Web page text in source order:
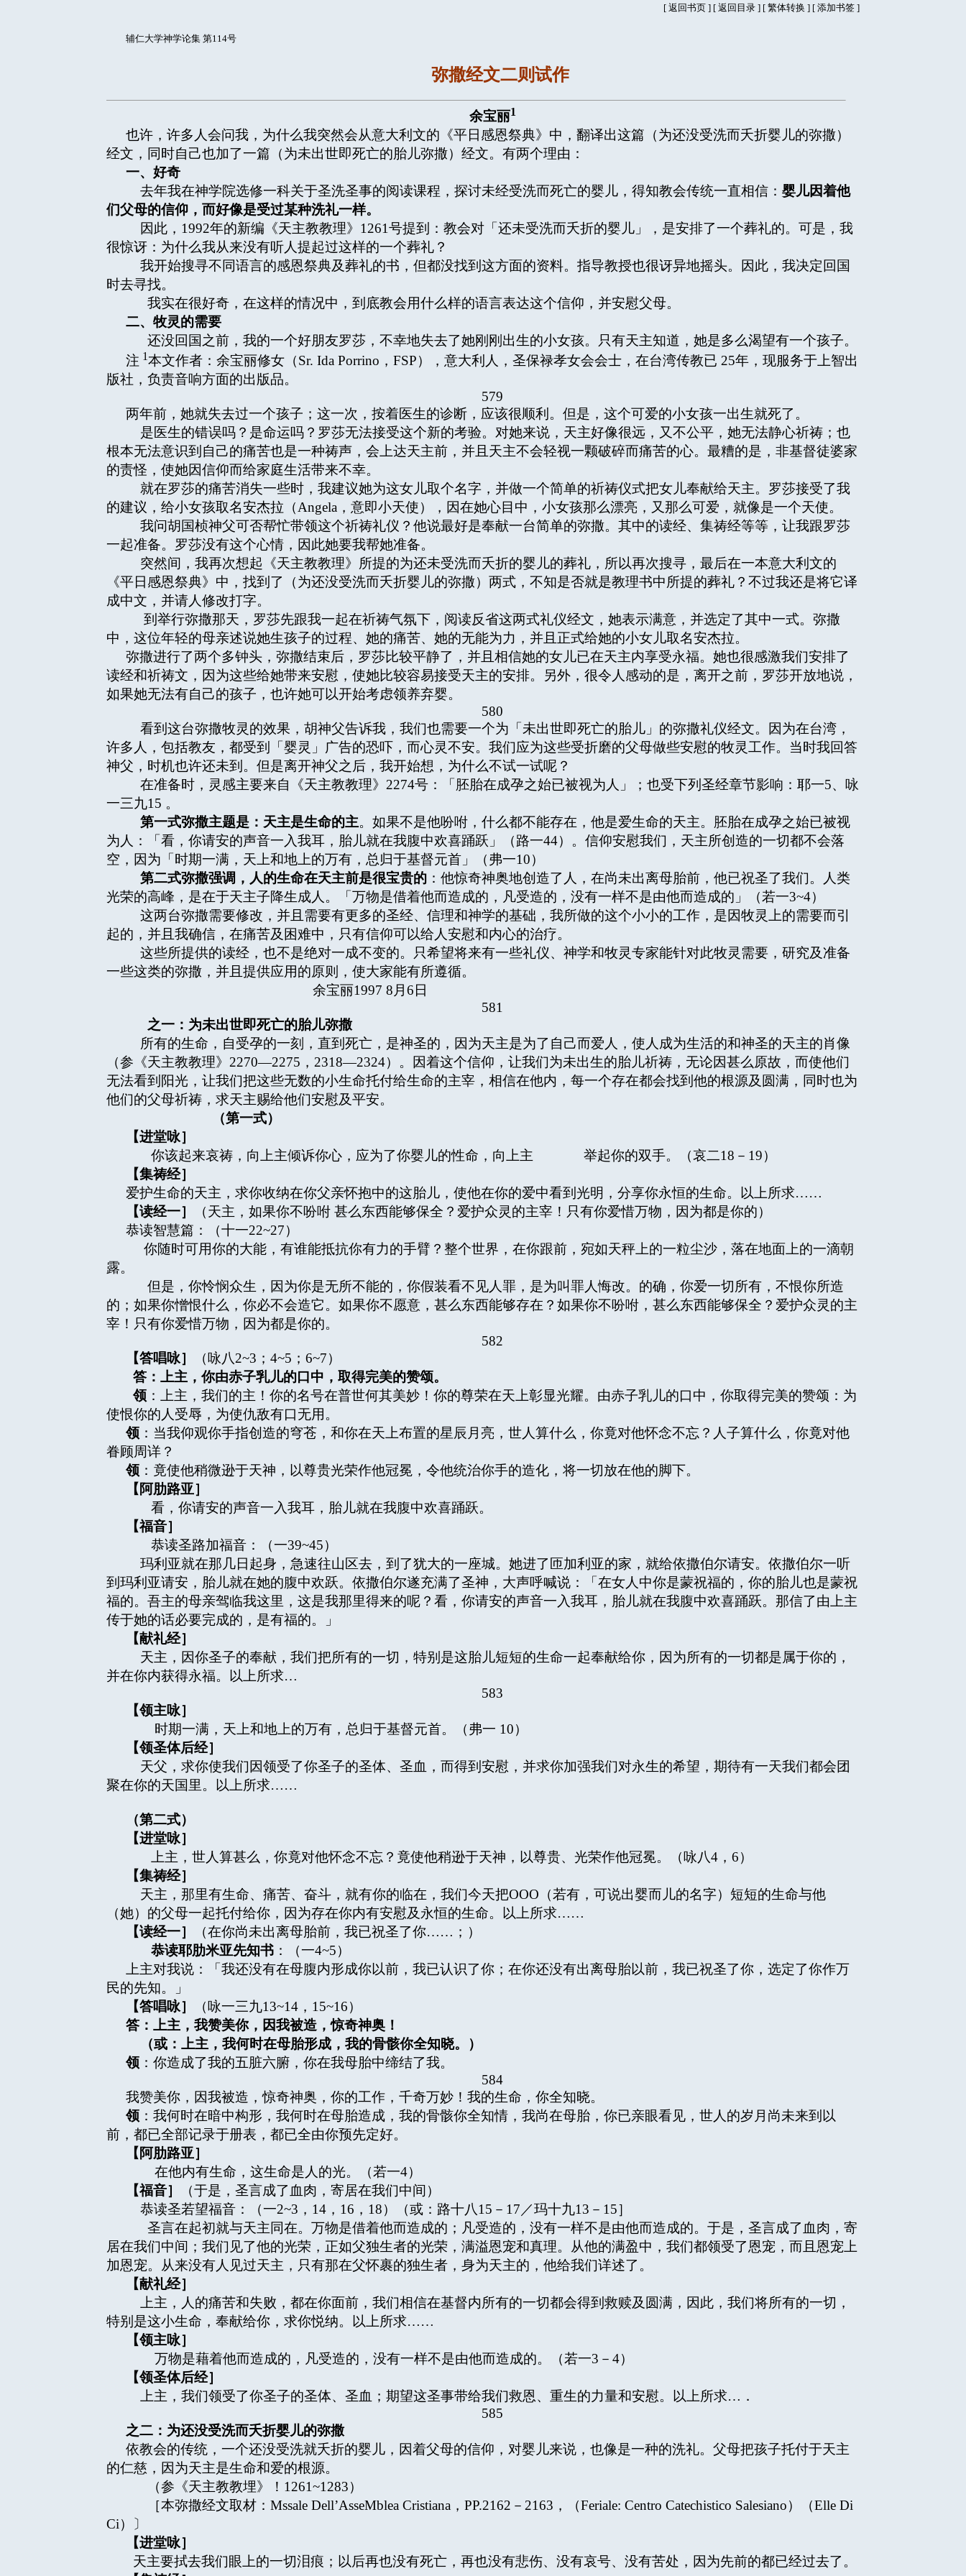
[ 返回书页 ] [ 返回目录 ] [ 繁体转换 ] [ 添加书签 ]
辅仁大学神学论集 第114号
弥撒经文二则试作
余宝丽1
也许，许多人会问我，为什么我突然会从意大利文的《平日感恩祭典》中，翻译出这篇（为还没受洗而夭折婴儿的弥撒）
经文，同时自己也加了一篇（为未出世即死亡的胎儿弥撒）经文。有两个理由：
一、好奇
去年我在神学院选修一科关于圣洗圣事的阅读课程，探讨未经受洗而死亡的婴儿，得知教会传统一直相信： 婴儿因着他
们父母的信仰，而好像是受过某种洗礼一样。
因此，1992年的新编《天主教教理》1261号提到：教会对「还未受洗而夭折的婴儿」，是安排了一个葬礼的。可是，我
很惊讶：为什么我从来没有听人提起过这样的一个葬礼？
我开始搜寻不同语言的感恩祭典及葬礼的书，但都没找到这方面的资料。指导教授也很讶异地摇头。因此，我决定回国
时去寻找。
我实在很好奇，在这样的情况中，到底教会用什么样的语言表达这个信仰，并安慰父母。
二、牧灵的需要
还没回国之前，我的一个好朋友罗莎，不幸地失去了她刚刚出生的小女孩。只有天主知道，她是多么渴望有一个孩子。
注 1本文作者：余宝丽修女（Sr. Ida Porrino，FSP），意大利人，圣保禄孝女会会士，在台湾传教已 25年，现服务于上智出
版社，负责音响方面的出版品。
579
两年前，她就失去过一个孩子；这一次，按着医生的诊断，应该很顺利。但是，这个可爱的小女孩一出生就死了。
是医生的错误吗？是命运吗？罗莎无法接受这个新的考验。对她来说，天主好像很远，又不公平，她无法静心祈祷；也
根本无法意识到自己的痛苦也是一种祷声，会上达天主前，并且天主不会轻视一颗破碎而痛苦的心。最糟的是，非基督徒婆家
的责怪，使她因信仰而给家庭生活带来不幸。
就在罗莎的痛苦消失一些时，我建议她为这女儿取个名字，并做一个简单的祈祷仪式把女儿奉献给天主。罗莎接受了我
的建议，给小女孩取名安杰拉（Angela，意即小天使），因在她心目中，小女孩那么漂亮，又那么可爱，就像是一个天使。
我问胡国桢神父可否帮忙带领这个祈祷礼仪？他说最好是奉献一台简单的弥撒。其中的读经、集祷经等等，让我跟罗莎
一起准备。罗莎没有这个心情，因此她要我帮她准备。
突然间，我再次想起《天主教教理》所提的为还未受洗而夭折的婴儿的葬礼，所以再次搜寻，最后在一本意大利文的
《平日感恩祭典》中，找到了（为还没受洗而夭折婴儿的弥撒）两式，不知是否就是教理书中所提的葬礼？不过我还是将它译
成中文，并请人修改打字。
到举行弥撒那天，罗莎先跟我一起在祈祷气氛下，阅读反省这两式礼仪经文，她表示满意，并选定了其中一式。弥撒
中，这位年轻的母亲述说她生孩子的过程、她的痛苦、她的无能为力，并且正式给她的小女儿取名安杰拉。
弥撒进行了两个多钟头，弥撒结束后，罗莎比较平静了，并且相信她的女儿已在天主内享受永福。她也很感激我们安排了
读经和祈祷文，因为这些给她带来安慰，使她比较容易接受天主的安排。另外，很令人感动的是，离开之前，罗莎开放地说，
如果她无法有自己的孩子，也许她可以开始考虑领养弃婴。
580
看到这台弥撒牧灵的效果，胡神父告诉我，我们也需要一个为「未出世即死亡的胎儿」的弥撒礼仪经文。因为在台湾，
许多人，包括教友，都受到「婴灵」广告的恐吓，而心灵不安。我们应为这些受折磨的父母做些安慰的牧灵工作。当时我回答
神父，时机也许还未到。但是离开神父之后，我开始想，为什么不试一试呢？
在准备时，灵感主要来自《天主教教理》2274号：「胚胎在成孕之始已被视为人」；也受下列圣经章节影响：耶一5、咏
一三九15 。
第一式弥撒主题是：天主是生命的主。如果不是他吩咐，什么都不能存在，他是爱生命的天主。胚胎在成孕之始已被视
为人：「看，你请安的声音一入我耳，胎儿就在我腹中欢喜踊跃」（路一44）。信仰安慰我们，天主所创造的一切都不会落
空，因为「时期一满，天上和地上的万有，总归于基督元首」（弗一10）
第二式弥撒强调，人的生命在天主前是很宝贵的：他惊奇神奥地创造了人，在尚未出离母胎前，他已祝圣了我们。人类
光荣的高峰，是在于天主子降生成人。「万物是借着他而造成的，凡受造的，没有一样不是由他而造成的」（若一3~4）
这两台弥撒需要修改，并且需要有更多的圣经、信理和神学的基础，我所做的这个小小的工作，是因牧灵上的需要而引
起的，并且我确信，在痛苦及困难中，只有信仰可以给人安慰和内心的治疗。
这些所提供的读经，也不是绝对一成不变的。只希望将来有一些礼仪、神学和牧灵专家能针对此牧灵需要，研究及准备
一些这类的弥撒，并且提供应用的原则，使大家能有所遵循。
余宝丽1997 8月6日
581
之一：为未出世即死亡的胎儿弥撒
所有的生命，自受孕的一刻，直到死亡，是神圣的，因为天主是为了自己而爱人，使人成为生活的和神圣的天主的肖像
（参《天主教教理》2270—2275，2318—2324）。因着这个信仰，让我们为未出生的胎儿祈祷，无论因甚么原故，而使他们
无法看到阳光，让我们把这些无数的小生命托付给生命的主宰，相信在他内，每一个存在都会找到他的根源及圆满，同时也为
他们的父母祈祷，求天主赐给他们安慰及平安。
（第一式）
【进堂咏］
你该起来哀祷，向上主倾诉你心，应为了你婴儿的性命，向上主 举起你的双手。（哀二18－19）
【集祷经］
爱护生命的天主，求你收纳在你父亲怀抱中的这胎儿，使他在你的爱中看到光明，分享你永恒的生命。以上所求……
【读经一］
（天主，如果你不吩咐 甚么东西能够保全？爱护众灵的主宰！只有你爱惜万物，因为都是你的）
恭读智慧篇：（十一22~27）
你随时可用你的大能，有谁能抵抗你有力的手臂？整个世界，在你跟前，宛如天秤上的一粒尘沙，落在地面上的一滴朝
露。
但是，你怜悯众生，因为你是无所不能的，你假装看不见人罪，是为叫罪人悔改。的确，你爱一切所有，不恨你所造
的；如果你憎恨什么，你必不会造它。如果你不愿意，甚么东西能够存在？如果你不吩咐，甚么东西能够保全？爱护众灵的主
宰！只有你爱惜万物，因为都是你的。
582
【答唱咏］
（咏八2~3；4~5；6~7）
答：上主，你由赤子乳儿的口中，取得完美的赞颂。
领：上主，我们的主！你的名号在普世何其美妙！你的尊荣在天上彰显光耀。由赤子乳儿的口中，你取得完美的赞颂：为
使恨你的人受辱，为使仇敌有口无用。
领：当我仰观你手指创造的穹苍，和你在天上布置的星辰月亮，世人算什么，你竟对他怀念不忘？人子算什么，你竟对他
眷顾周详？
领：竟使他稍微逊于天神，以尊贵光荣作他冠冕，令他统治你手的造化，将一切放在他的脚下。
【阿肋路亚］
看，你请安的声音一入我耳，胎儿就在我腹中欢喜踊跃。
【福音］
恭读圣路加福音：（一39~45）
玛利亚就在那几日起身，急速往山区去，到了犹大的一座城。她进了匝加利亚的家，就给依撒伯尔请安。依撒伯尔一听
到玛利亚请安，胎儿就在她的腹中欢跃。依撒伯尔遂充满了圣神，大声呼喊说：「在女人中你是蒙祝福的，你的胎儿也是蒙祝
福的。吾主的母亲驾临我这里，这是我那里得来的呢？看，你请安的声音一入我耳，胎儿就在我腹中欢喜踊跃。那信了由上主
传于她的话必要完成的，是有福的。」
【献礼经］
天主，因你圣子的奉献，我们把所有的一切，特别是这胎儿短短的生命一起奉献给你，因为所有的一切都是属于你的，
并在你内获得永福。以上所求…
583
【领主咏］
时期一满，天上和地上的万有，总归于基督元首。（弗一 10）
【领圣体后经］
天父，求你使我们因领受了你圣子的圣体、圣血，而得到安慰，并求你加强我们对永生的希望，期待有一天我们都会团
聚在你的天国里。以上所求……
（第二式）
【进堂咏］
上主，世人算甚么，你竟对他怀念不忘？竟使他稍逊于天神，以尊贵、光荣作他冠冕。（咏八4，6）
【集祷经］
天主，那里有生命、痛苦、奋斗，就有你的临在，我们今天把OOO（若有，可说出婴而儿的名字）短短的生命与他
（她）的父母一起托付给你，因为存在你内有安慰及永恒的生命。以上所求……
【读经一］
（在你尚未出离母胎前，我已祝圣了你……；）
恭读耶肋米亚先知书：（一4~5）
上主对我说：「我还没有在母腹内形成你以前，我已认识了你；在你还没有出离母胎以前，我已祝圣了你，选定了你作万
民的先知。」
【答唱咏］
（咏一三九13~14，15~16）
答：上主，我赞美你，因我被造，惊奇神奥！
（或：上主，我何时在母胎形成，我的骨骸你全知晓。）
领：你造成了我的五脏六腑，你在我母胎中缔结了我。
584
我赞美你，因我被造，惊奇神奥，你的工作，千奇万妙！我的生命，你全知晓。
领：我何时在暗中构形，我何时在母胎造成，我的骨骸你全知情，我尚在母胎，你已亲眼看见，世人的岁月尚未来到以
前，都已全部记录于册表，都已全由你预先定好。
【阿肋路亚］
在他内有生命，这生命是人的光。（若一4）
【福音］
（于是，圣言成了血肉，寄居在我们中间）
恭读圣若望福音：（一2~3，14，16，18）（或：路十八15－17／玛十九13－15］
圣言在起初就与天主同在。万物是借着他而造成的；凡受造的，没有一样不是由他而造成的。于是，圣言成了血肉，寄
居在我们中间；我们见了他的光荣，正如父独生者的光荣，满溢恩宠和真理。从他的满盈中，我们都领受了恩宠，而且恩宠上
加恩宠。从来没有人见过天主，只有那在父怀裹的独生者，身为天主的，他给我们详述了。
【献礼经］
上主，人的痛苦和失败，都在你面前，我们相信在基督内所有的一切都会得到救赎及圆满，因此，我们将所有的一切，
特别是这小生命，奉献给你，求你悦纳。以上所求……
【领主咏］
万物是藉着他而造成的，凡受造的，没有一样不是由他而造成的。（若一3－4）
【领圣体后经］
上主，我们领受了你圣子的圣体、圣血；期望这圣事带给我们救恩、重生的力量和安慰。以上所求…．
585
之二：为还没受洗而夭折婴儿的弥撒
依教会的传统，一个还没受洗就夭折的婴儿，因着父母的信仰，对婴儿来说，也像是一种的洗礼。父母把孩子托付于天主
的仁慈，因为天主是生命和爱的根源。
（参《天主教教埋》！1261~1283）
［本弥撒经文取材：Mssale Dell’AsseMblea Cristiana，PP.2162－2163，（Feriale: Centro Catechistico Salesiano）（Elle Di
Ci）〕
【进堂咏］
天主要拭去我们眼上的一切泪痕；以后再也没有死亡，再也没有悲伤、没有哀号、没有苦处，因为先前的都已经过去了。